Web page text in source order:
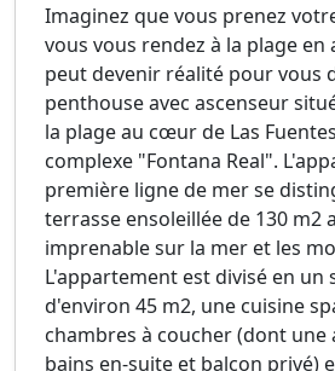
Imaginez que vous prenez
vous vous rendez à la plage en
peut devenir réalité pour vous
penthouse avec ascenseur
la plage au cœur de Las
complexe "Fontana Real".
première ligne de mer se
terrasse ensoleillée de 130 m2
imprenable sur la mer et les
L'appartement est divisé en un
d'environ 45 m2, une cuisine
chambres à coucher (dont une
bains en-suite et balcon privé)